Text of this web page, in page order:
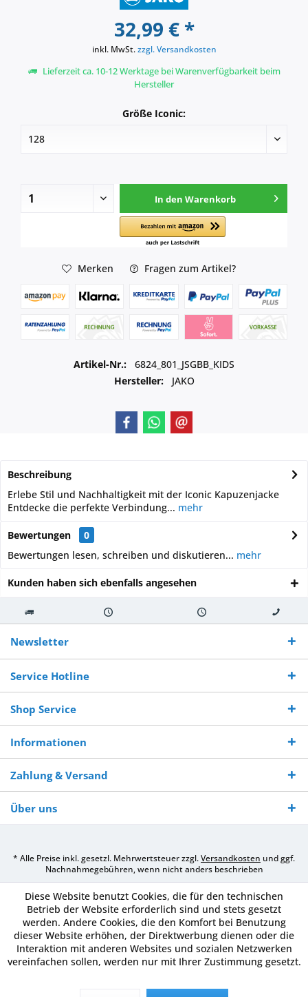
32,99 € *
inkl. MwSt.zzgl. Versandkosten
Lieferzeit ca. 10-12 Werktage bei Warenverfügbarkeit beim
Hersteller
Größe Iconic:
In den Warenkorb
Merken Fragen zum Artikel?
Artikel-Nr.:
6824_801_JSGBB_KIDS
Hersteller:
JAKO
Beschreibung
Erlebe Stil und Nachhaltigkeit mit der Iconic Kapuzenjacke
Entdecke die perfekte Verbindung... mehr
Bewertungen
0
Bewertungen lesen, schreiben und diskutieren... mehr
Kunden haben sich ebenfalls angesehen
Kostenloser
Versand ab €
250,-
Versand innerhalb von Versand von So erreichen
Sie uns 0160
970 511 90
Newsletter
Service Hotline
Shop Service
Informationen
Zahlung & Versand
Über uns
* Alle Preise inkl. gesetzl. Mehrwertsteuer zzgl.Versandkosten und ggf.
Nachnahmegebühren, wenn nicht anders beschrieben
Diese Website benutzt Cookies, die für den technischen
Betrieb der Website erforderlich sind und stets gesetzt
werden. Andere Cookies, die den Komfort bei Benutzung
dieser Website erhöhen, der Direktwerbung dienen oder die
Interaktion mit anderen Websites und sozialen Netzwerken
vereinfachen sollen, werden nur mit Ihrer Zustimmung gesetzt.